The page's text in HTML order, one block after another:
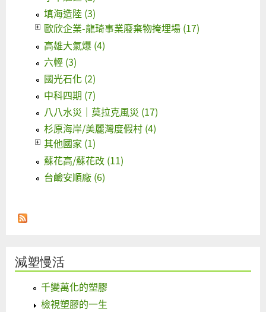
填海造陸 (3)
歐欣企業-龍琦事業廢棄物掩埋場 (17)
高雄大氣爆 (4)
六輕 (3)
國光石化 (2)
中科四期 (7)
八八水災｜莫拉克風災 (17)
杉原海岸/美麗灣度假村 (4)
其他國家 (1)
蘇花高/蘇花改 (11)
台鹼安順廠 (6)
減塑慢活
千變萬化的塑膠
檢視塑膠的一生